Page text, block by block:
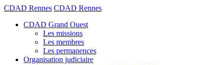
CDAD Rennes CDAD Rennes
CDAD Grand Ouest
Les missions
Les membres
Les permanences
Organisation judiciaire